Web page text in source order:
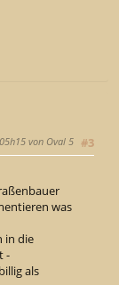
#3
von Oval 5
was
in die
-
als